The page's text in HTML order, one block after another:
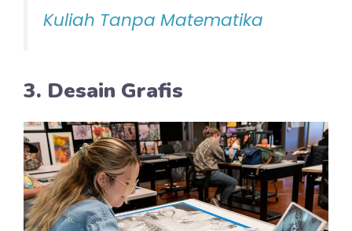
Kuliah Tanpa Matematika
3. Desain Grafis